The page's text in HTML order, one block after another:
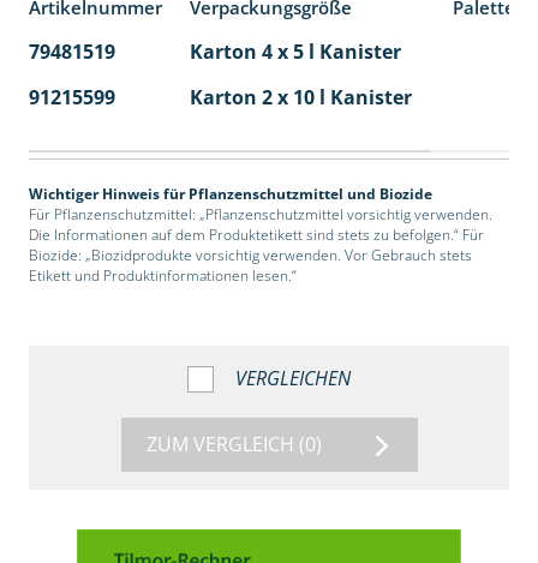
Artikelnummer Verpackungsgröße
79481519 Karton 4 x 5 l Kanister
91215599
Karton 2 x 10 l Kanister
Wichtiger Hinweis für Pflanzenschutzmittel und Biozide
Für Pflanzenschutzmittel: „Pflanzenschutzmittel vorsichtig verwenden.
Die Informationen auf dem Produktetikett sind stets zu befolgen.“ Für
Biozide: „Biozidprodukte vorsichtig verwenden. Vor Gebrauch stets
Etikett und Produktinformationen lesen.“
VERGLEICHEN
ZUM VERGLEICH (0)